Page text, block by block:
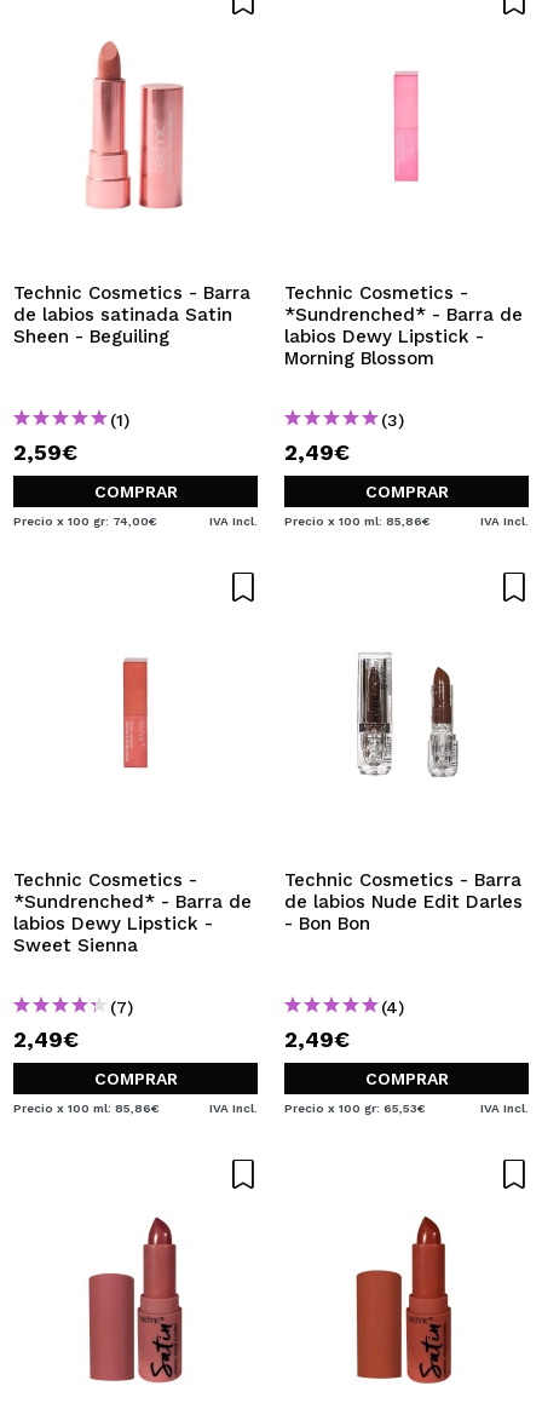
Technic Cosmetics - Barra
de labios satinada Satin
Sheen - Beguiling
(1)
2,59€
COMPRAR
Precio x 100 gr: 74,00€ IVA Incl.
Technic Cosmetics -
*Sundrenched* - Barra de
labios Dewy Lipstick -
Morning Blossom
(3)
2,49€
COMPRAR
Precio x 100 ml: 85,86€ IVA Incl.
Technic Cosmetics -
*Sundrenched* - Barra de
labios Dewy Lipstick -
Sweet Sienna
(7)
2,49€
COMPRAR
Precio x 100 ml: 85,86€ IVA Incl.
Technic Cosmetics - Barra
de labios Nude Edit Darles
- Bon Bon
(4)
2,49€
COMPRAR
Precio x 100 gr: 65,53€ IVA Incl.